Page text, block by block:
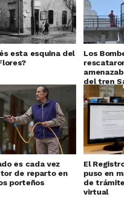
esta esquina del
Los
del tren
es cada vez
de reparto en
porteños
El
puso en
de
virtual